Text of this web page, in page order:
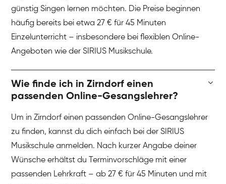
günstig Singen lernen möchten. Die Preise beginnen
häufig bereits bei etwa 27 € für 45 Minuten
Einzelunterricht – insbesondere bei flexiblen Online-
Angeboten wie der SIRIUS Musikschule.
Wie finde ich in Zirndorf einen
passenden Online-Gesangslehrer?
Um in Zirndorf einen passenden Online-Gesangslehrer
zu finden, kannst du dich einfach bei der SIRIUS
Musikschule anmelden. Nach kurzer Angabe deiner
Wünsche erhältst du Terminvorschläge mit einer
passenden Lehrkraft – ab 27 € für 45 Minuten und mit